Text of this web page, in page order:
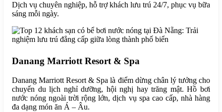
Dịch vụ chuyên nghiệp, hỗ trợ khách lưu trú 24/7, phục vụ bữa
sáng mỗi ngày.
Danang Marriott Resort & Spa
Danang Marriott Resort & Spa là điểm dừng chân lý tưởng cho
chuyến du lịch nghỉ dưỡng, hội nghị hay trăng mật. Hồ bơi
nước nóng ngoài trời rộng lớn, dịch vụ spa cao cấp, nhà hàng
đa dạng món ăn Á – Âu.